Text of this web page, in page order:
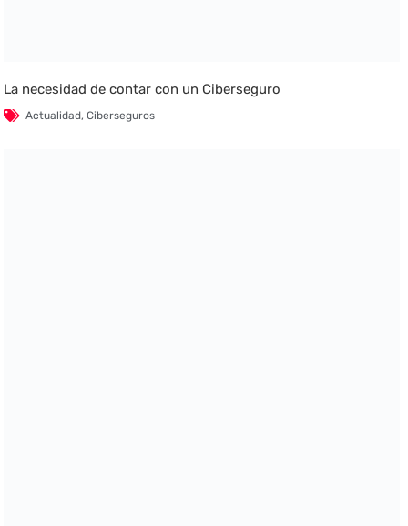
La necesidad de contar con un Ciberseguro
Actualidad,Ciberseguros